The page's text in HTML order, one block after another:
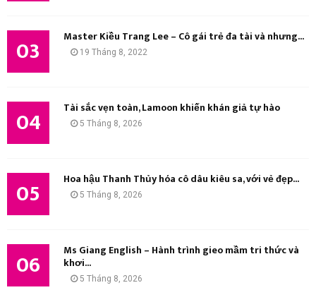
03 Master Kiều Trang Lee – Cô gái trẻ đa tài và nhưng...
19 Tháng 8, 2022
04 Tài sắc vẹn toàn, Lamoon khiến khán giả tự hào
5 Tháng 8, 2026
05 Hoa hậu Thanh Thủy hóa cô dâu kiêu sa, với vẻ đẹp...
5 Tháng 8, 2026
06 Ms Giang English – Hành trình gieo mầm tri thức và
khơi...
5 Tháng 8, 2026